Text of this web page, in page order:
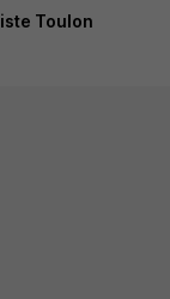
Toulon